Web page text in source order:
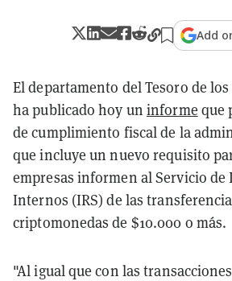
Add
El departamento del Tesoro de
ha publicado hoy uninforme que
de cumplimiento fiscal de la
que incluye un nuevo requisito
empresas informen al Servicio de
Internos (IRS) de las
criptomonedas de $10.000 o más.
"Al igual que con las